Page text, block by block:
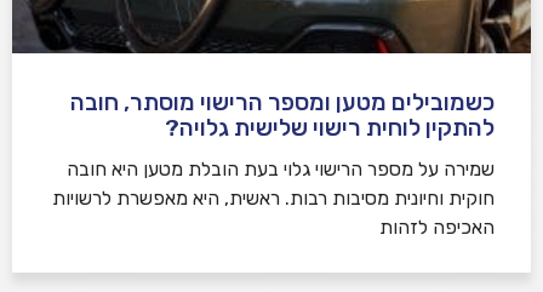
כשמובילים מטען ומספר הרישוי מוסתר, חובה
להתקין לוחית רישוי שלישית גלויה?
שמירה על מספר הרישוי גלוי בעת הובלת מטען היא חובה
חוקית וחיונית מסיבות רבות. ראשית, היא מאפשרת לרשויות
האכיפה לזהות